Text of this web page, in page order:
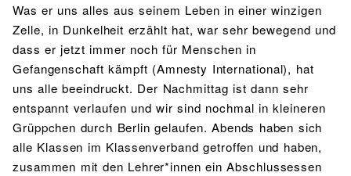
Was er uns alles aus seinem Leben in einer winzigen
Zelle, in Dunkelheit erzählt hat, war sehr bewegend und
dass er jetzt immer noch für Menschen in
Gefangenschaft kämpft (Amnesty International), hat
uns alle beeindruckt. Der Nachmittag ist dann sehr
entspannt verlaufen und wir sind nochmal in kleineren
Grüppchen durch Berlin gelaufen. Abends haben sich
alle Klassen im Klassenverband getroffen und haben,
zusammen mit den Lehrer*innen ein Abschlussessen